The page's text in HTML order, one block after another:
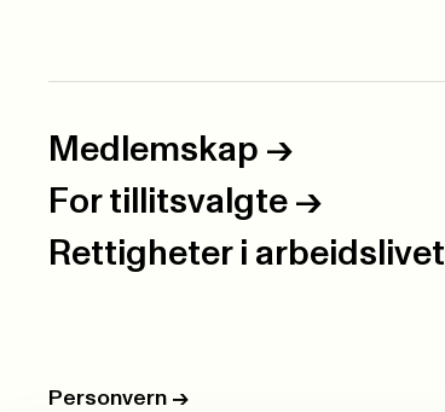
Medlemskap ->
For tillitsvalgte ->
Rettigheter i arbeidslivet
Personvern ->